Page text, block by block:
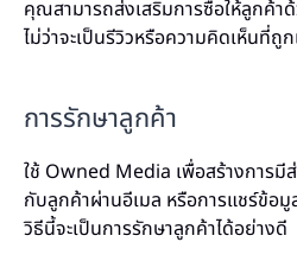
คุณสามารถส่งเสริมการซื้อให้ลูกค้
ไม่ว่าจะเป็นรีวิวหรือความคิดเห็นที่
การรักษาลูกค้า
ใช้ Owned Media เพื่อสร้างการ
กับลูกค้าผ่านอีเมล หรือการแชร์ข้อ
วิธีนี้จะเป็นการรักษาลูกค้าได้อย่างดี